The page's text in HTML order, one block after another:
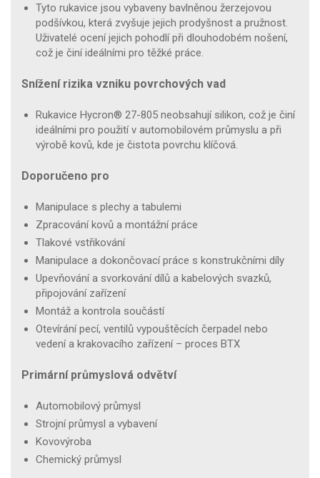
Tyto rukavice jsou vybaveny bavlněnou žerzejovou
podšívkou, která zvyšuje jejich prodyšnost a pružnost.
Uživatelé ocení jejich pohodlí při dlouhodobém nošení,
což je činí ideálními pro těžké práce.
Snížení rizika vzniku povrchových vad
Rukavice Hycron® 27-805 neobsahují silikon, což je činí
ideálními pro použití v automobilovém průmyslu a při
výrobě kovů, kde je čistota povrchu klíčová.
Doporučeno pro
Manipulace s plechy a tabulemi
Zpracování kovů a montážní práce
Tlakové vstřikování
Manipulace a dokončovací práce s konstrukčními díly
Upevňování a svorkování dílů a kabelových svazků,
připojování zařízení
Montáž a kontrola součástí
Otevírání pecí, ventilů vypouštěcích čerpadel nebo
vedení a krakovacího zařízení – proces BTX
Primární průmyslová odvětví
Automobilový průmysl
Strojní průmysl a vybavení
Kovovýroba
Chemický průmysl